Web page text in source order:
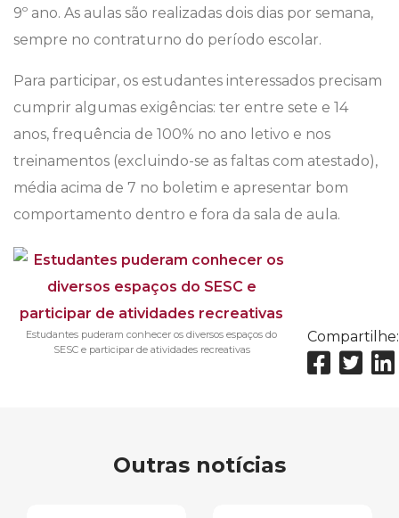
9º ano. As aulas são realizadas dois dias por semana,
sempre no contraturno do período escolar.
Para participar, os estudantes interessados precisam
cumprir algumas exigências: ter entre sete e 14
anos, frequência de 100% no ano letivo e nos
treinamentos (excluindo-se as faltas com atestado),
média acima de 7 no boletim e apresentar bom
comportamento dentro e fora da sala de aula.
Estudantes puderam conhecer os diversos espaços do
SESC e participar de atividades recreativas
Compartilhe:
Outras notícias